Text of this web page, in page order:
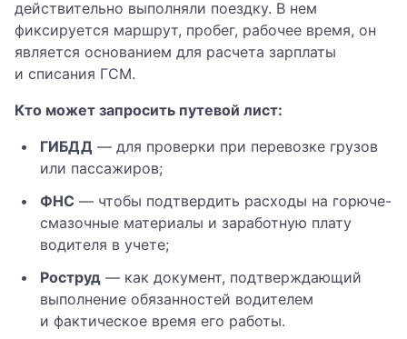
действительно выполняли поездку. В нем
фиксируется маршрут, пробег, рабочее время, он
является основанием для расчета зарплаты
и списания ГСМ.
Кто может запросить путевой лист:
ГИБДД — для проверки при перевозке грузов
или пассажиров;
ФНС — чтобы подтвердить расходы на горюче-
смазочные материалы и заработную плату
водителя в учете;
Роструд — как документ, подтверждающий
выполнение обязанностей водителем
и фактическое время его работы.